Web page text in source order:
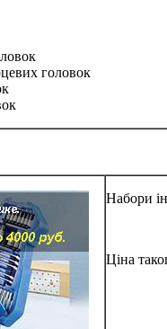
головок
Набори
Ціна